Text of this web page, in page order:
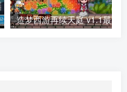
造梦西游再续天庭 v1.1最新